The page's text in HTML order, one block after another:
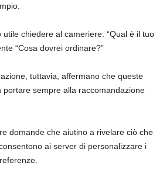
chiedere al cameriere: “Qual è il tuo
“Cosa dovrei ordinare?”
tuttavia, affermano che queste
sempre alla raccomandazione
domande che aiutino a rivelare ciò che
ai server di personalizzare i